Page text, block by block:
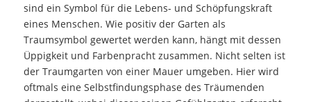
sind ein Symbol für die Lebens- und Schöpfungskraft
eines Menschen. Wie positiv der Garten als
Traumsymbol gewertet werden kann, hängt mit dessen
Üppigkeit und Farbenpracht zusammen. Nicht selten ist
der Traumgarten von einer Mauer umgeben. Hier wird
oftmals eine Selbstfindungsphase des Träumenden